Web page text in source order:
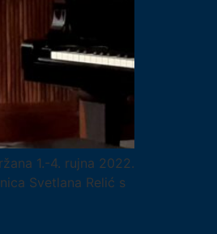
1.-4. rujna 2022.
Svetlana Relić s